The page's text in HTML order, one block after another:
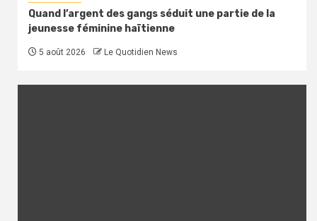
Quand l’argent des gangs séduit une partie de la
jeunesse féminine haïtienne
5 août 2026 Le Quotidien News